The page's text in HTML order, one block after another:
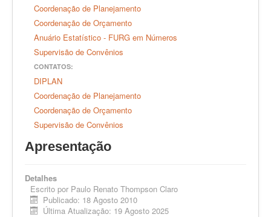
Coordenação de Planejamento
Coordenação de Orçamento
Anuário Estatístico - FURG em Números
Supervisão de Convênios
CONTATOS:
DIPLAN
Coordenação de Planejamento
Coordenação de Orçamento
Supervisão de Convênios
Apresentação
Detalhes
Escrito por Paulo Renato Thompson Claro
Publicado: 18 Agosto 2010
Última Atualização: 19 Agosto 2025